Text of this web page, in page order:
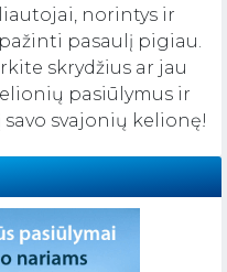
norintys ir
pasaulį pigiau.
skrydžius ar jau
pasiūlymus ir
svajonių kelionę!